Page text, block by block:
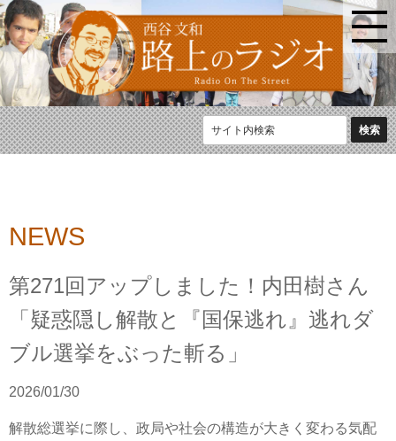
NEWS
第271回アップしました！内田樹さん
「疑惑隠し解散と『国保逃れ』逃れダ
ブル選挙をぶった斬る」
2026/01/30
解散総選挙に際し、政局や社会の構造が大きく変わる気配